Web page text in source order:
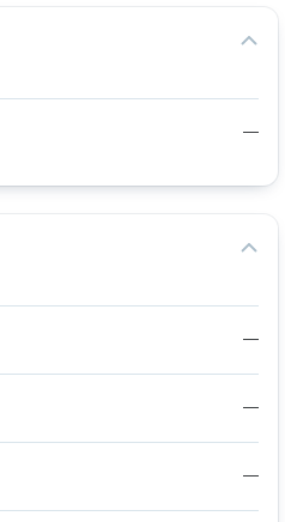
—
—
—
—